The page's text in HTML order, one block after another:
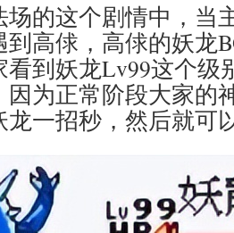
场的这个剧情中，当
高俅，高俅的妖龙
看到妖龙Lv99这个级
为正常阶段大家的
龙一招秒，然后就可